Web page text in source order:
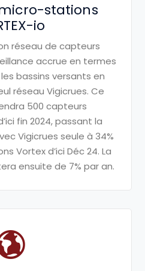
stations
io
réseau de capteurs
accrue en termes
les bassins versants en
réseau Vigicrues. Ce
500 capteurs
fin 2024,passant la
Vigicrues seule à 34%
Vortex d’ici Déc 24. La
ensuite de 7% par an.